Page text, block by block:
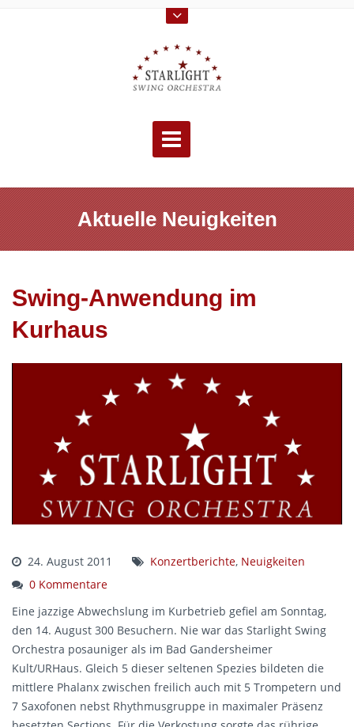
Aktuelle Neuigkeiten
Swing-Anwendung im
Kurhaus
24. August 2011 Konzertberichte, Neuigkeiten
0 Kommentare
Eine jazzige Abwechslung im Kurbetrieb gefiel am Sonntag,
den 14. August 300 Besuchern. Nie war das Starlight Swing
Orchestra posauniger als im Bad Gandersheimer
Kult/URHaus. Gleich 5 dieser seltenen Spezies bildeten die
mittlere Phalanx zwischen freilich auch mit 5 Trompetern und
7 Saxofonen nebst Rhythmusgruppe in maximaler Präsenz